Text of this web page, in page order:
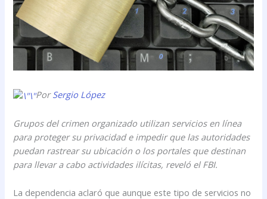
PorSergio López
Grupos del crimen organizado utilizan servicios en línea
para proteger su privacidad e impedir que las autoridades
puedan rastrear su ubicación o los portales que destinan
para llevar a cabo actividades ilícitas, reveló el FBI.
La dependencia aclaró que aunque este tipo de servicios no